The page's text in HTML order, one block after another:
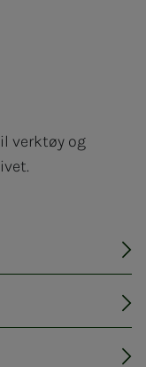
verktøy og